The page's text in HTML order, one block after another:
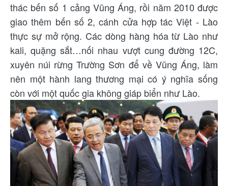
thác bến số 1 cảng Vũng Áng, rồi năm 2010 được
giao thêm bến số 2, cánh cửa hợp tác Việt - Lào
thực sự mở rộng. Các dòng hàng hóa từ Lào như
kali, quặng sắt…nối nhau vượt cung đường 12C,
xuyên núi rừng Trường Sơn để về Vũng Áng, làm
nên một hành lang thương mại có ý nghĩa sống
còn với một quốc gia không giáp biển như Lào.